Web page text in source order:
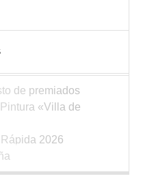
XIII Concurso de
de Pintura
Pintura Rápida al